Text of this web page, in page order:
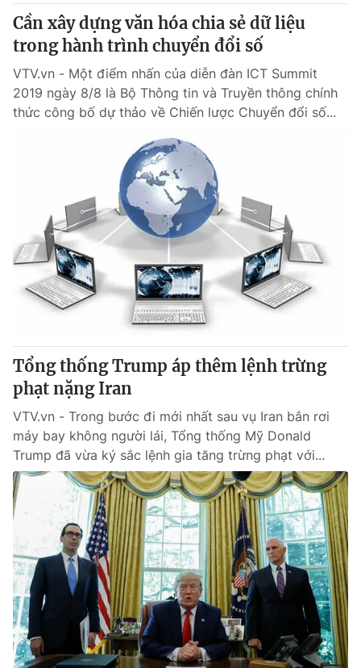
thuận bằng văn bản. Ghi rõ nguồn VTV.vn khi phát hành lại
thông tin từ website này.
Cần xây dựng văn hóa chia sẻ dữ liệu
trong hành trình chuyển đổi số
VTV.vn - Một điểm nhấn của diễn đàn ICT Summit
2019 ngày 8/8 là Bộ Thông tin và Truyền thông chính
thức công bố dự thảo về Chiến lược Chuyển đổi số...
Tổng thống Trump áp thêm lệnh trừng
phạt nặng Iran
VTV.vn - Trong bước đi mới nhất sau vụ Iran bắn rơi
máy bay không người lái, Tổng thống Mỹ Donald
Trump đã vừa ký sắc lệnh gia tăng trừng phạt với...